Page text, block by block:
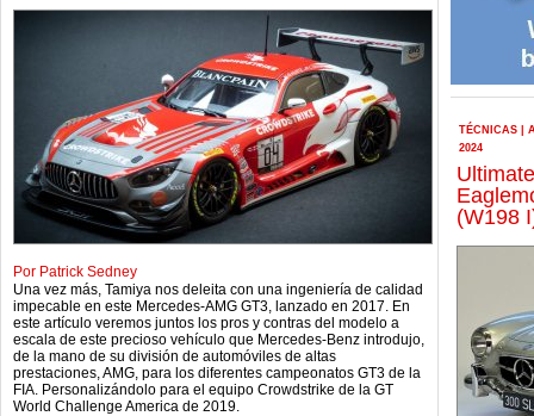
Por Patrick Sedney
Una vez más, Tamiya nos deleita con una ingeniería de calidad
impecable en este Mercedes-AMG GT3, lanzado en 2017. En
este artículo veremos juntos los pros y contras del modelo a
escala de este precioso vehículo que Mercedes-Benz introdujo,
de la mano de su división de automóviles de altas
prestaciones, AMG, para los diferentes campeonatos GT3 de la
FIA. Personalizándolo para el equipo Crowdstrike de la GT
World Challenge America de 2019.
TÉCNICAS
2024
(W198